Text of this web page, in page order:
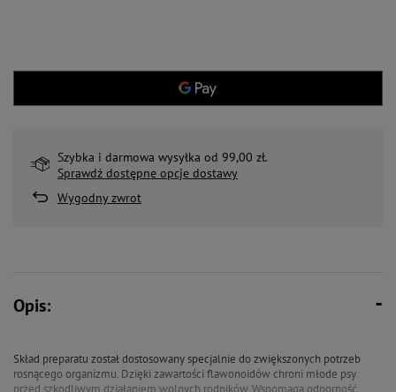
Szybka i darmowa wysyłka od 99,00 zł.
Sprawdź dostępne opcje dostawy
Wygodny zwrot
Opis:
Skład preparatu został dostosowany specjalnie do zwiększonych potrzeb
rosnącego organizmu. Dzięki zawartości flawonoidów chroni młode psy
przed szkodliwym działaniem wolnych rodników. Wspomaga odporność.